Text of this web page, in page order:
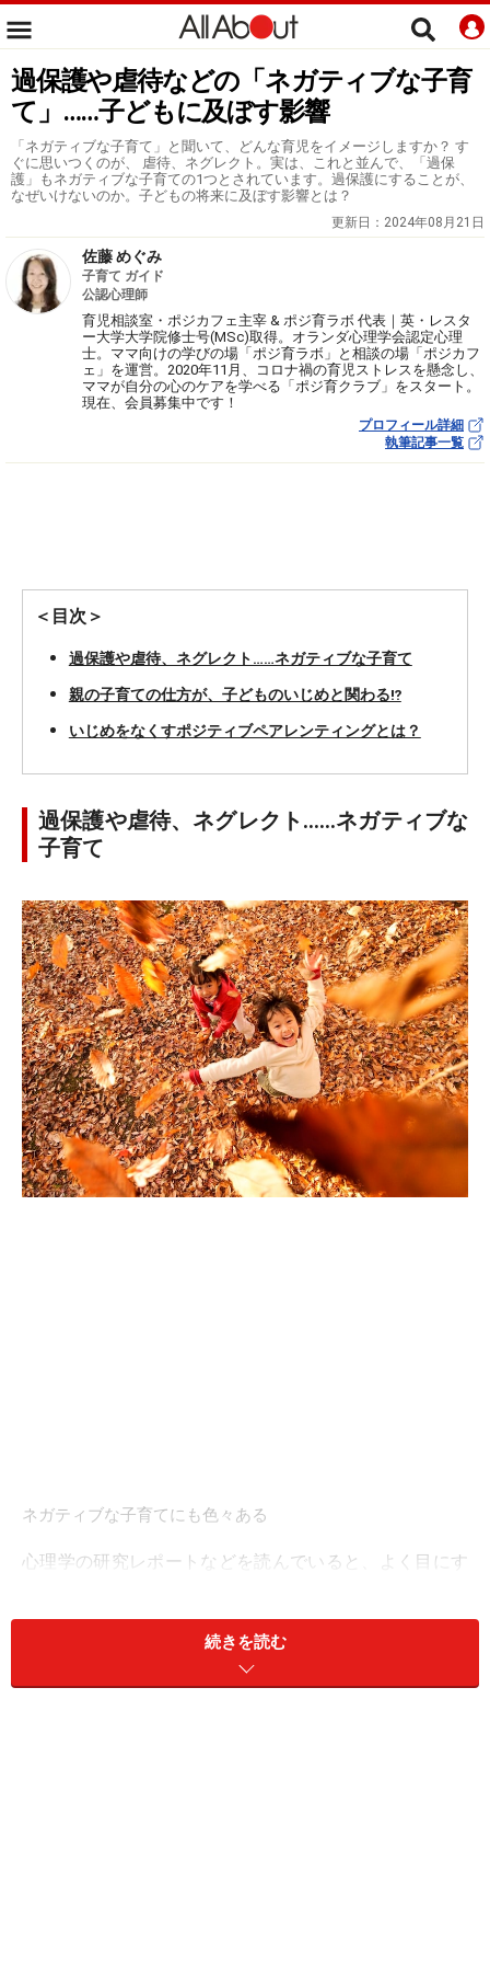
過保護や虐待などの「ネガティブな子育
て」……子どもに及ぼす影響
「ネガティブな子育て」と聞いて、どんな育児をイメージしますか？ す
ぐに思いつくのが、 虐待、ネグレクト。実は、これと並んで、「過保
護」もネガティブな子育ての1つとされています。過保護にすることが、
なぜいけないのか。子どもの将来に及ぼす影響とは？
更新日： 2024年08月21日
佐藤 めぐみ
子育て ガイド
公認心理師
育児相談室・ポジカフェ主宰 & ポジ育ラボ 代表｜英・レスタ
ー大学大学院修士号(MSc)取得。オランダ心理学会認定心理
士。ママ向けの学びの場「ポジ育ラボ」と相談の場「ポジカフ
ェ」を運営。2020年11月、コロナ禍の育児ストレスを懸念し、
ママが自分の心のケアを学べる「ポジ育クラブ」をスタート。
現在、会員募集中です！
プロフィール詳細
執筆記事一覧
＜目次＞
過保護や虐待、ネグレクト……ネガティブな子育て
親の子育ての仕方が、子どものいじめと関わる⁉
いじめをなくすポジティブペアレンティングとは？
過保護や虐待、ネグレクト……ネガティブな
子育て
ネガティブな子育てにも色々ある
心理学の研究レポートなどを読んでいると、よく目にす
ティング」は、親としての在り方、子どもの育て方、な
どを指す言葉なので、Negative Parentingは、ネガティブ
な子育てのこと。
続きを読む